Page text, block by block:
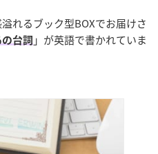
れるブック型BOXでお届けさ
の台詞 」が英語で書かれていま